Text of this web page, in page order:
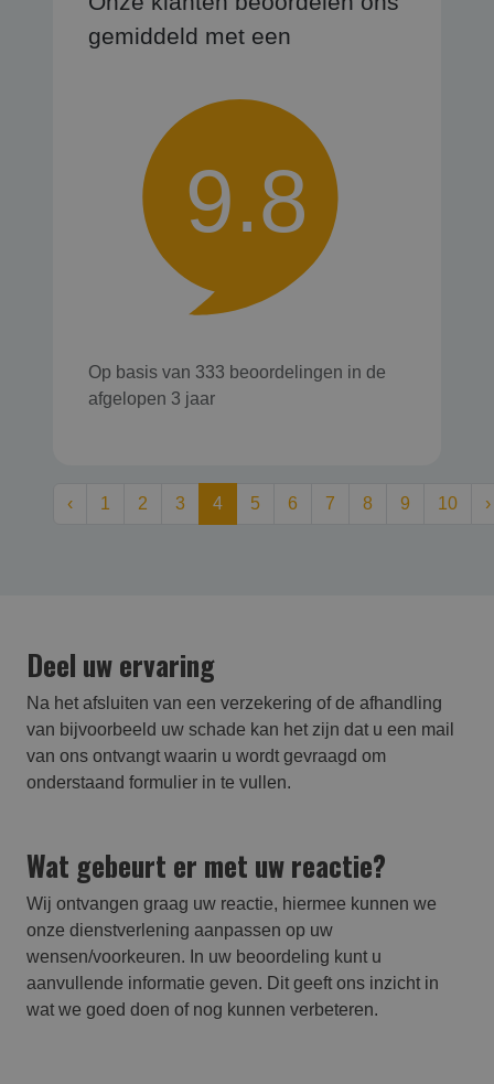
gemiddeld met een
9.8
Op basis van 333 beoordelingen in de
afgelopen 3 jaar
‹ 1 2 3 4 5 6 7 8 9 10 ›
Deel uw ervaring
Na het afsluiten van een verzekering of de afhandling
van bijvoorbeeld uw schade kan het zijn dat u een mail
van ons ontvangt waarin u wordt gevraagd om
onderstaand formulier in te vullen.
Wat gebeurt er met uw reactie?
Wij ontvangen graag uw reactie, hiermee kunnen we
onze dienstverlening aanpassen op uw
wensen/voorkeuren. In uw beoordeling kunt u
aanvullende informatie geven. Dit geeft ons inzicht in
wat we goed doen of nog kunnen verbeteren.